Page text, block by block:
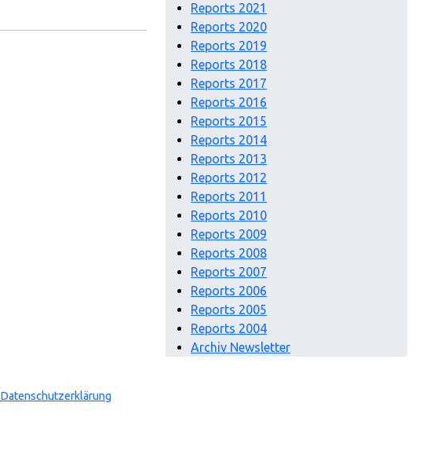
Reports 2021
Reports 2020
Reports 2019
Reports 2018
Reports 2017
Reports 2016
Reports 2015
Reports 2014
Reports 2013
Reports 2012
Reports 2011
Reports 2010
Reports 2009
Reports 2008
Reports 2007
Reports 2006
Reports 2005
Reports 2004
Archiv Newsletter
Datenschutzerklärung